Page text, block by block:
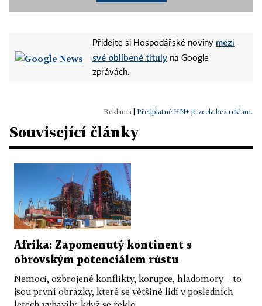
Přidejte si Hospodářské noviny mezi
své oblíbené tituly na Google
zprávách.
Předplatné HN+ je zcela bez reklam.
Související články
Afrika: Zapomenutý kontinent s
obrovským potenciálem růstu
Nemoci, ozbrojené konflikty, korupce, hladomory – to
jsou první obrázky, které se většině lidí v posledních